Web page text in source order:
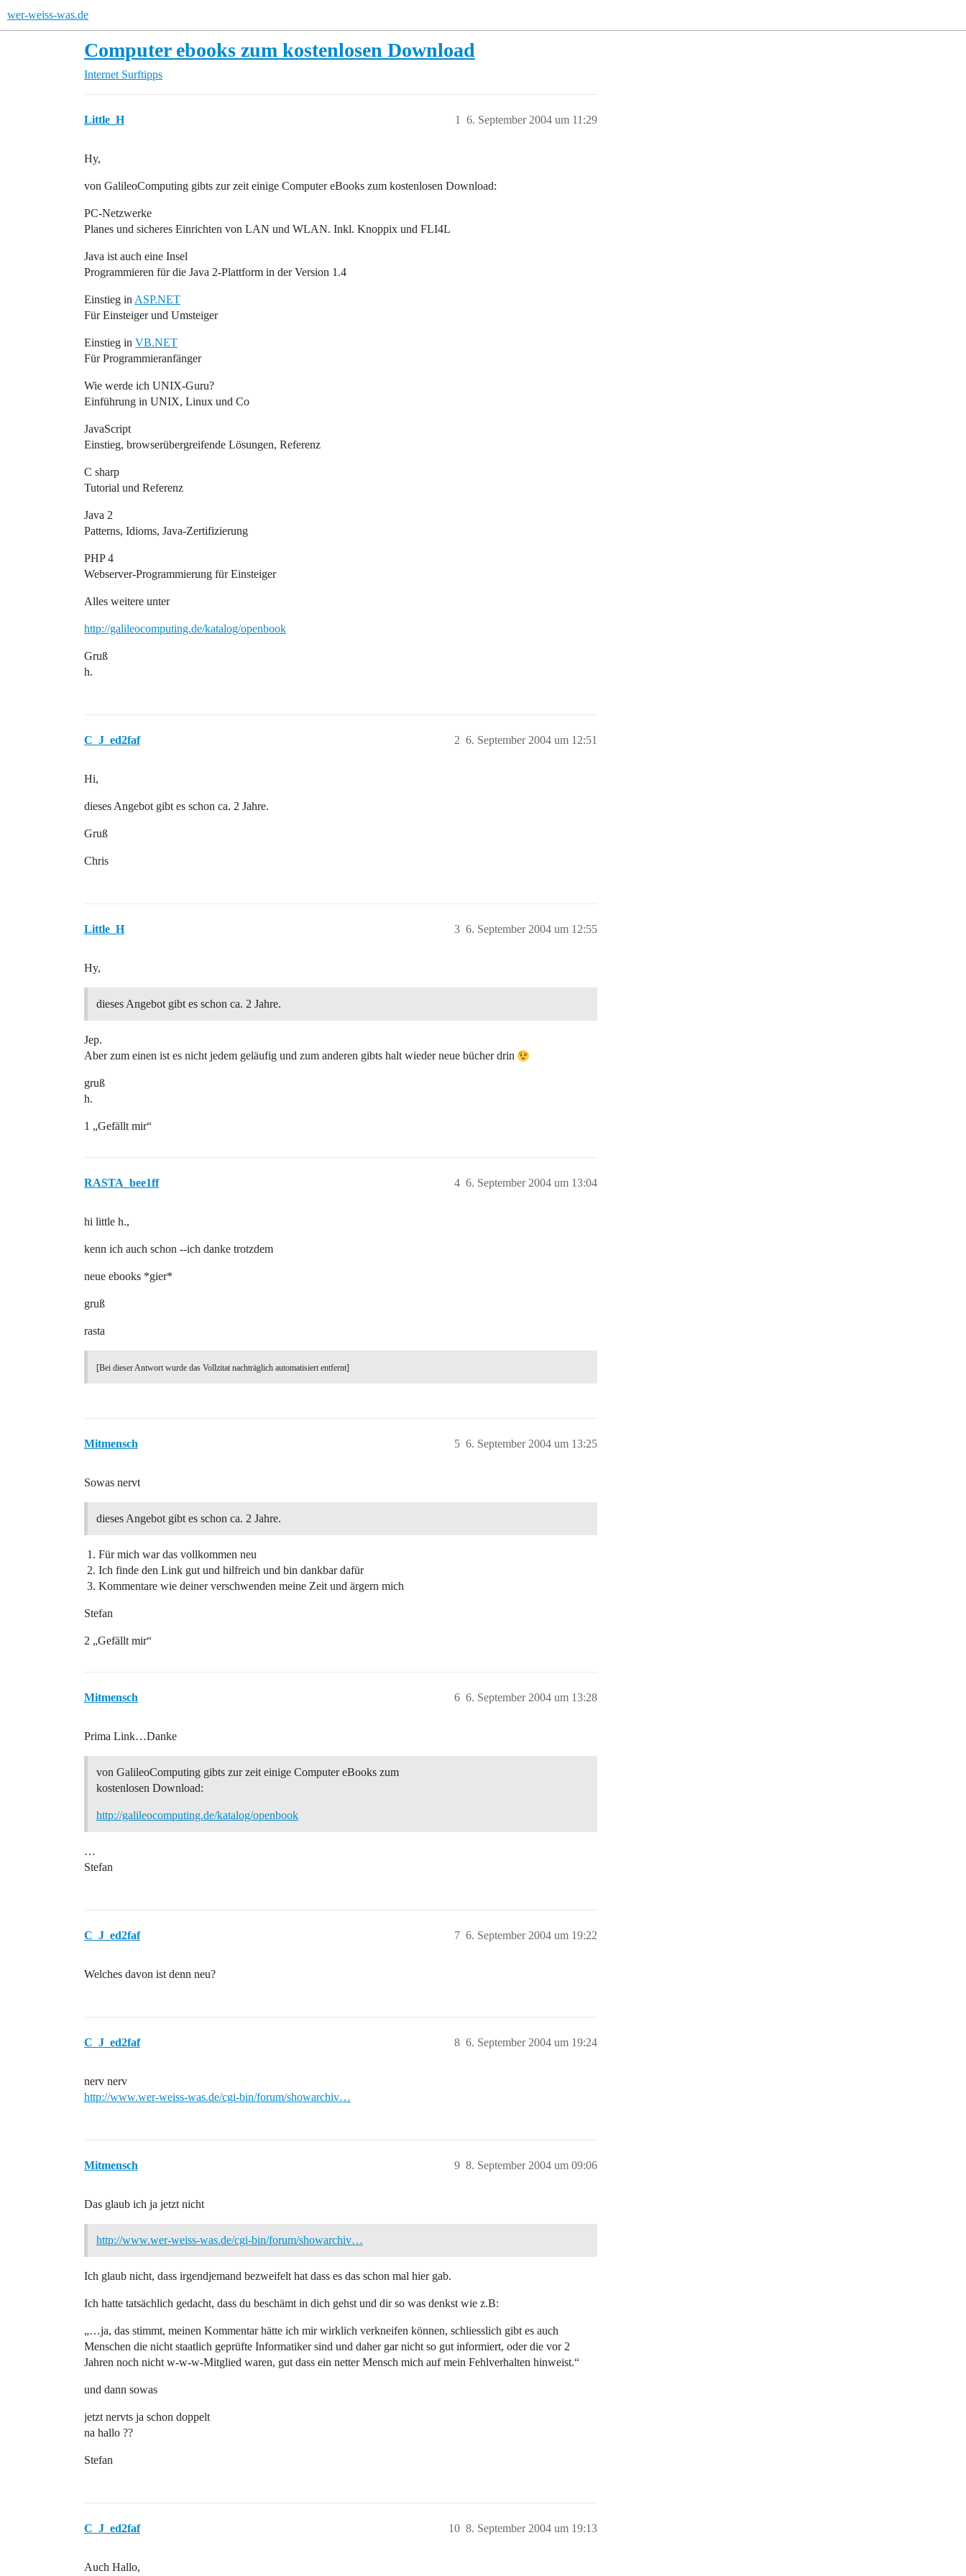
wer-weiss-was.de
Computer ebooks zum kostenlosen Download
Internet Surftipps
Little_H 6. September 2004 um 11:29
1
Hy,
von GalileoComputing gibts zur zeit einige Computer eBooks zum kostenlosen Download:
PC-Netzwerke
Planes und sicheres Einrichten von LAN und WLAN. Inkl. Knoppix und FLI4L
Java ist auch eine Insel
Programmieren für die Java 2-Plattform in der Version 1.4
Einstieg in ASP.NET
Für Einsteiger und Umsteiger
Einstieg in VB.NET
Für Programmieranfänger
Wie werde ich UNIX-Guru?
Einführung in UNIX, Linux und Co
JavaScript
Einstieg, browserübergreifende Lösungen, Referenz
C sharp
Tutorial und Referenz
Java 2
Patterns, Idioms, Java-Zertifizierung
PHP 4
Webserver-Programmierung für Einsteiger
Alles weitere unter
http://galileocomputing.de/katalog/openbook
Gruß
h.
C_J_ed2faf 6. September 2004 um 12:51
2
Hi,
dieses Angebot gibt es schon ca. 2 Jahre.
Gruß
Chris
Little_H 6. September 2004 um 12:55
3
Hy,
dieses Angebot gibt es schon ca. 2 Jahre.
Jep.
Aber zum einen ist es nicht jedem geläufig und zum anderen gibts halt wieder neue bücher drin
gruß
h.
1 „Gefällt mir“
RASTA_bee1ff 6. September 2004 um 13:04
4
hi little h.,
kenn ich auch schon --ich danke trotzdem
neue ebooks *gier*
gruß
rasta
[Bei dieser Antwort wurde das Vollzitat nachträglich automatisiert entfernt]
Mitmensch 6. September 2004 um 13:25
5
Sowas nervt
dieses Angebot gibt es schon ca. 2 Jahre.
Für mich war das vollkommen neu
Ich finde den Link gut und hilfreich und bin dankbar dafür
Kommentare wie deiner verschwenden meine Zeit und ärgern mich
Stefan
2 „Gefällt mir“
Mitmensch 6. September 2004 um 13:28
6
Prima Link…Danke
von GalileoComputing gibts zur zeit einige Computer eBooks zum
kostenlosen Download:
http://galileocomputing.de/katalog/openbook
…
Stefan
C_J_ed2faf 6. September 2004 um 19:22
7
Welches davon ist denn neu?
C_J_ed2faf 6. September 2004 um 19:24
8
nerv nerv
http://www.wer-weiss-was.de/cgi-bin/forum/showarchiv…
Mitmensch 8. September 2004 um 09:06
9
Das glaub ich ja jetzt nicht
http://www.wer-weiss-was.de/cgi-bin/forum/showarchiv…
Ich glaub nicht, dass irgendjemand bezweifelt hat dass es das schon mal hier gab.
Ich hatte tatsächlich gedacht, dass du beschämt in dich gehst und dir so was denkst wie z.B:
„…ja, das stimmt, meinen Kommentar hätte ich mir wirklich verkneifen können, schliesslich gibt es auch
Menschen die nicht staatlich geprüfte Informatiker sind und daher gar nicht so gut informiert, oder die vor 2
Jahren noch nicht w-w-w-Mitglied waren, gut dass ein netter Mensch mich auf mein Fehlverhalten hinweist.“
und dann sowas
jetzt nervts ja schon doppelt
na hallo ??
Stefan
C_J_ed2faf 8. September 2004 um 19:13
10
Auch Hallo,